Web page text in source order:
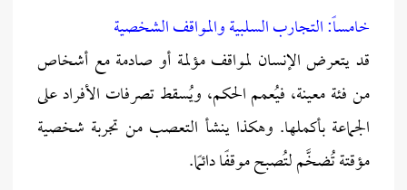
خامساً: التجارب السلبية والمواقف الشخصية
قد يتعرض الإنسان لمواقف مؤلمة أو صادمة مع أشخاص
من فئة معينة، فيُعمم الحكم، ويُسقط تصرفات الأفراد على
الجماعة بأكملها. وهكذا ينشأ التعصب من تجربة شخصية
مؤقتة تُضخَّم لتُصبح موقفًا دائمًا.